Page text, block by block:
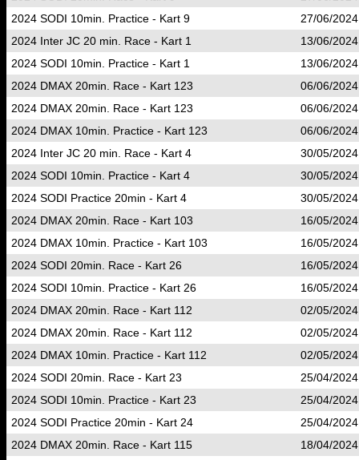
2024 SODI 10min. Practice - Kart 9
27/06/
2024 Inter JC 20 min. Race - Kart 1
13/06/
2024 SODI 10min. Practice - Kart 1
13/06/
2024 DMAX 20min. Race - Kart 123
06/06/
2024 DMAX 20min. Race - Kart 123
06/06/
2024 DMAX 10min. Practice - Kart 123
06/06/
2024 Inter JC 20 min. Race - Kart 4
30/05/
2024 SODI 10min. Practice - Kart 4
30/05/
2024 SODI Practice 20min - Kart 4
30/05/
2024 DMAX 20min. Race - Kart 103
16/05/
2024 DMAX 10min. Practice - Kart 103
16/05/
2024 SODI 20min. Race - Kart 26
16/05/
2024 SODI 10min. Practice - Kart 26
16/05/
2024 DMAX 20min. Race - Kart 112
02/05/
2024 DMAX 20min. Race - Kart 112
02/05/
2024 DMAX 10min. Practice - Kart 112
02/05/
2024 SODI 20min. Race - Kart 23
25/04/
2024 SODI 10min. Practice - Kart 23
25/04/
2024 SODI Practice 20min - Kart 24
25/04/
2024 DMAX 20min. Race - Kart 115
18/04/